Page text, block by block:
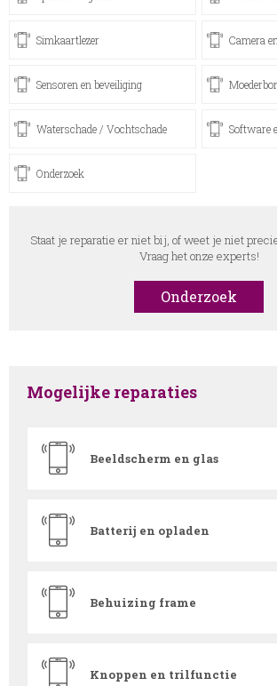
Simkaartlezer Camera
Sensoren en beveiliging
Waterschade / Vochtschade Software
Onderzoek
Staat je reparatie er niet bij, of weet je niet
Vraag het onze experts!
Onderzoek
Mogelijke reparaties
Beeldscherm en glas
Batterij en opladen
Behuizing frame
Knoppen en trilfunctie